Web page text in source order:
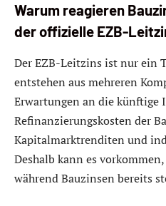
Warum reagieren
der offizielle EZB-
Der EZB-Leitzins ist nur ein
entstehen aus mehreren
Erwartungen an die künftige
Refinanzierungskosten der
Kapitalmarktrenditen und
Deshalb kann es
während Bauzinsen bereits